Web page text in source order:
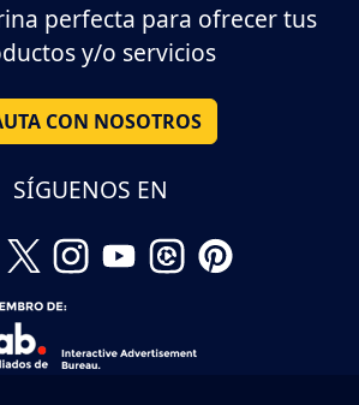
perfecta para ofrecer tus
y/o servicios
CON NOSOTROS
SÍGUENOS EN